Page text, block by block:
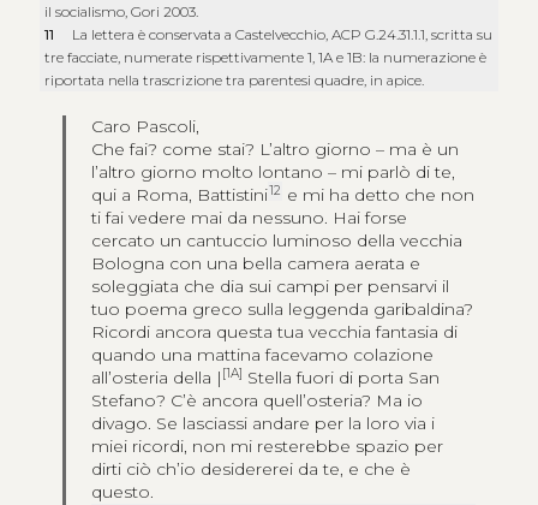
il socialismo, Gori 2003.
11
La lettera è conservata a Castelvecchio, ACP G.24.31.1.1, scritta su
tre facciate, numerate rispettivamente 1, 1A e 1B: la numerazione è
riportata nella trascrizione tra parentesi quadre, in apice.
Caro Pascoli,
Che fai? come stai? L’altro giorno – ma è un
l’altro giorno molto lontano – mi parlò di te,
qui a Roma, Battistini12 e mi ha detto che non
ti fai vedere mai da nessuno. Hai forse
cercato un cantuccio luminoso della vecchia
Bologna con una bella camera aerata e
soleggiata che dia sui campi per pensarvi il
tuo poema greco sulla leggenda garibaldina?
Ricordi ancora questa tua vecchia fantasia di
quando una mattina facevamo colazione
all’osteria della | [1A] Stella fuori di porta San
Stefano? C’è ancora quell’osteria? Ma io
divago. Se lasciassi andare per la loro via i
miei ricordi, non mi resterebbe spazio per
dirti ciò ch’io desidererei da te, e che è
questo.